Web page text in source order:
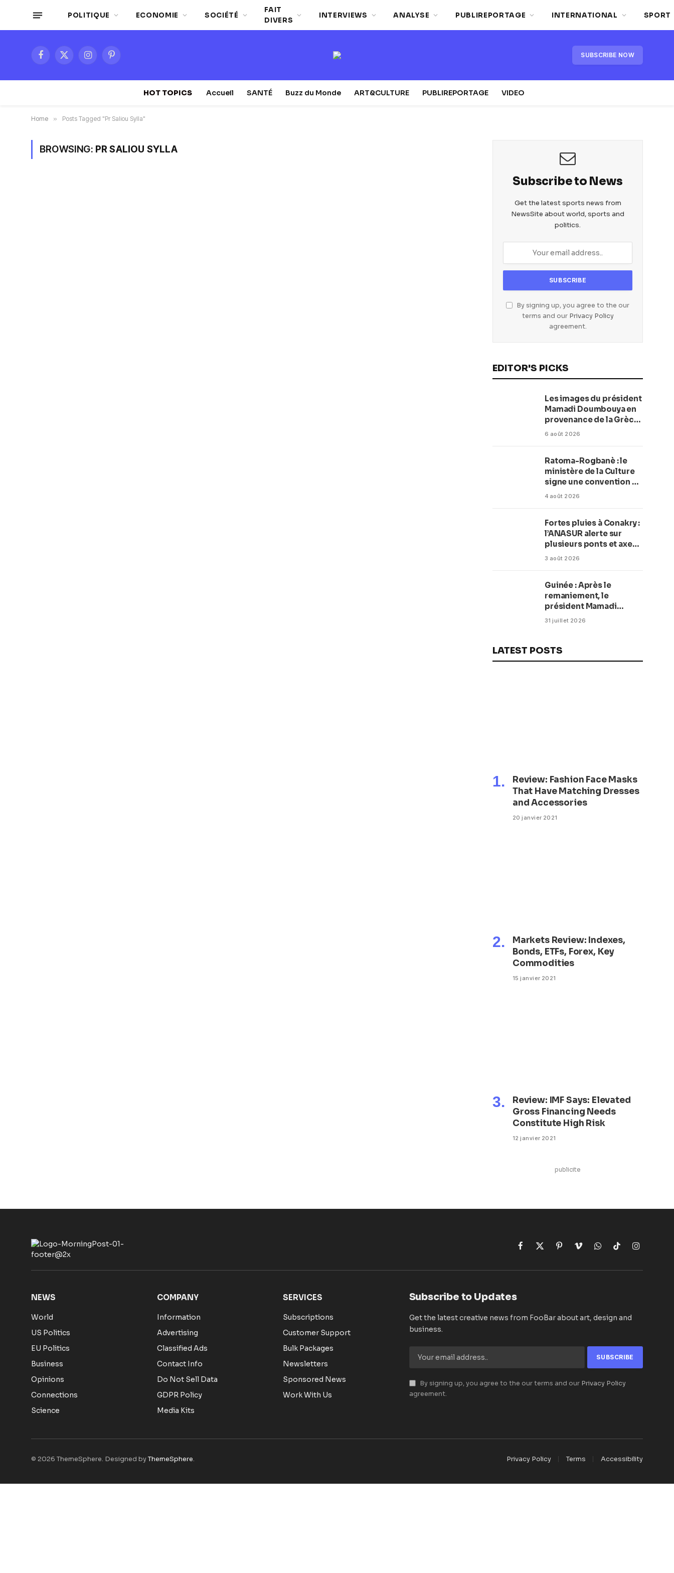
POLITIQUE ECONOMIE SOCIÉTÉ
FAIT
DIVERS
INTERVIEWS ANALYSE PUBLIREPORTAGE INTERNATIONAL SPORT
Facebook
X
InstagramPinterest SUBSCRIBE NOW
HOT TOPICS Accueil SANTÉ Buzz du Monde ART&CULTURE PUBLIREPORTAGE VIDEO
Home » Posts Tagged "Pr Saliou Sylla"
BROWSING: PR SALIOU SYLLA
Subscribe to News
Get the latest sports news from
NewsSite about world, sports and
politics.
By signing up, you agree to the our
terms and our Privacy Policy
agreement.
EDITOR'S PICKS
Les images du président
Mamadi Doumbouya en
provenance de la Grèce
rassurent les Guinéens
6 août 2026
Ratoma-Rogbanè : le
ministère de la Culture
signe une convention de
42 millions de dollars
balnéaire
4 août 2026
Fortes pluies à Conakry :
l’ANASUR alerte sur
plusieurs ponts et axes
routiers
3 août 2026
Guinée : Après le
remaniement, le
président Mamadi
Doumbouya fixe les
31 juillet 2026
LATEST POSTS
Review: Fashion Face Masks
That Have Matching Dresses
and Accessories
20 janvier 2021
Markets Review: Indexes,
Bonds, ETFs, Forex, Key
Commodities
15 janvier 2021
Review: IMF Says: Elevated
Gross Financing Needs
Constitute High Risk
12 janvier 2021
publicite
Facebook
X
PinterestVimeoWhatsApp
TikTokInstagram
NEWS
World
US Politics
EU Politics
Business
Opinions
Connections
Science
COMPANY
Information
Advertising
Classified Ads
Contact Info
Do Not Sell Data
GDPR Policy
Media Kits
SERVICES
Subscriptions
Customer Support
Bulk Packages
Newsletters
Sponsored News
Work With Us
Subscribe to Updates
Get the latest creative news from FooBar about art, design and
business.
By signing up, you agree to the our terms and our Privacy Policy
agreement.
© 2026 ThemeSphere. Designed byThemeSphere. Privacy Policy Terms Accessibility